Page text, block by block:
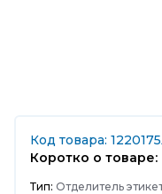
Код товара: 1220175
Коротко о товаре:
Тип: Отделитель